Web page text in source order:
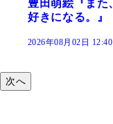
斎藤恭代
『BOUND』
2026年08月02日 12:35
次へ